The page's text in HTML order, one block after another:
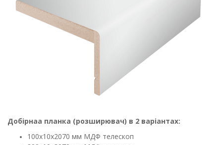
Добірнаа планка (розширювач) в 2 варіантах:
100х10х2070 мм МДФ телескоп